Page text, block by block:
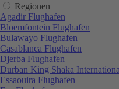
Regionen
Agadir Flughafen
Bloemfontein Flughafen
Bulawayo Flughafen
Casablanca Flughafen
Djerba Flughafen
Durban King Shaka
Essaouira Flughafen